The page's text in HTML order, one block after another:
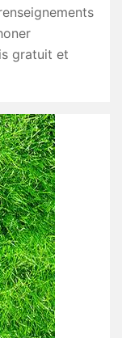
gratuit et